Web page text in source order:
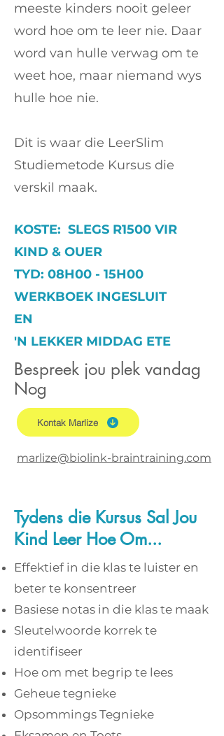
meeste kinders nooit geleer
word hoe om te leer nie. Daar
word van hulle verwag om te
weet hoe, maar niemand wys
hulle hoe nie.
Dit is waar die LeerSlim
Studiemetode Kursus die
verskil maak.
KOSTE: SLEGS R1500 VIR
KIND & OUER
TYD: 08H00 - 15H00
WERKBOEK INGESLUIT
EN
'N LEKKER MIDDAG ETE
Bespreek jou plek vandag
Nog
Kontak Marlize
marlize@biolink-braintraining.com
Tydens die Kursus Sal Jou
Kind Leer Hoe Om...
Effektief in die klas te luister en
beter te konsentreer
Basiese notas in die klas te maak
Sleutelwoorde korrek te
identifiseer
Hoe om met begrip te lees
Geheue tegnieke
Opsommings Tegnieke